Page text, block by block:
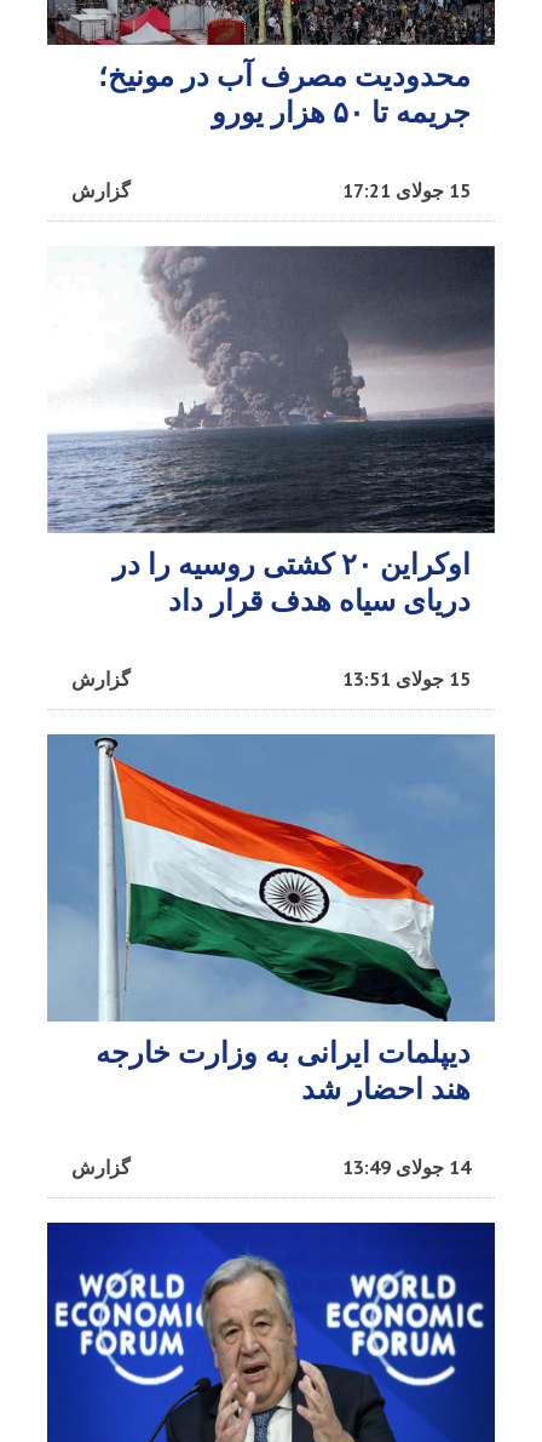
محدودیت مصرف آب در مونیخ؛
جریمه تا ۵۰ هزار یورو
گزارش 15 جولای 17:21
اوکراین ۲۰ کشتی روسیه را در
دریای سیاه هدف قرار داد
گزارش 15 جولای 13:51
دیپلمات ایرانی به وزارت خارجه
هند احضار شد
گزارش 14 جولای 13:49